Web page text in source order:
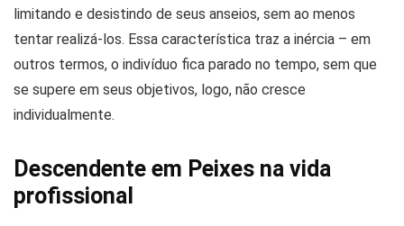
limitando e desistindo de seus anseios, sem ao menos
tentar realizá-los. Essa característica traz a inércia – em
outros termos, o indivíduo fica parado no tempo, sem que
se supere em seus objetivos, logo, não cresce
individualmente.
Descendente em Peixes na vida
profissional